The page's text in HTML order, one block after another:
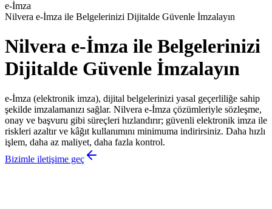
e-İmza
Nilvera e-İmza ile Belgelerinizi Dijitalde Güvenle İmzalayın
Nilvera e-İmza ile Belgelerinizi
Dijitalde Güvenle İmzalayın
e-İmza (elektronik imza), dijital belgelerinizi yasal geçerliliğe sahip
şekilde imzalamanızı sağlar. Nilvera e-İmza çözümleriyle sözleşme,
onay ve başvuru gibi süreçleri hızlandırır; güvenli elektronik imza ile
riskleri azaltır ve kâğıt kullanımını minimuma indirirsiniz. Daha hızlı
işlem, daha az maliyet, daha fazla kontrol.
Bizimle iletişime geç